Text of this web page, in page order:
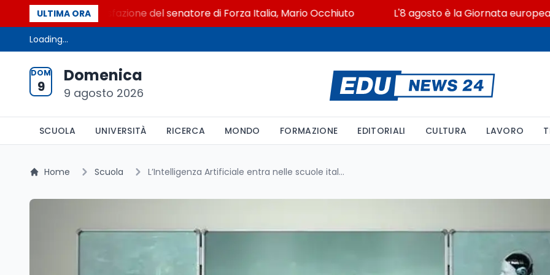
ULTIMA ORA
La soddisfazione del senatore di Forza Italia, Mario Occhiuto L'8 agosto è la Giornata europea in
Loading...
DOM
9
Domenica
9 agosto 2026
SCUOLA UNIVERSITÀ RICERCA MONDO FORMAZIONE EDITORIALI CULTURA LAVORO
Home Scuola L’Intelligenza Artificiale entra nelle scuole italiane: ecco le nuove linee guida presentate dal Ministero dell’Istruzione a Job&Orienta